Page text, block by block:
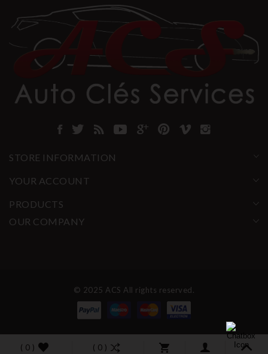
STORE INFORMATION
YOUR ACCOUNT
PRODUCTS
OUR COMPANY
© 2025 ACS All rights reserved.
( 0 ) ( 0 )